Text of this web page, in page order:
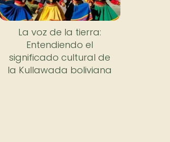
La voz de la tierra:
Entendiendo el
significado cultural de
la Kullawada boliviana